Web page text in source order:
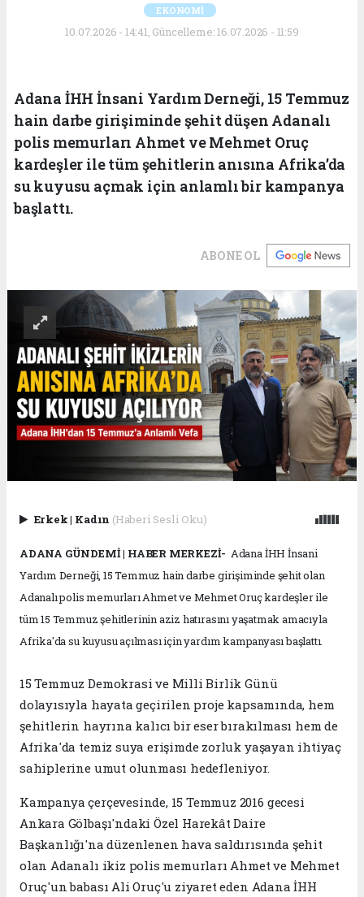
EKONOMİ
10.07.2026 - 14:41, Güncelleme: 16.07.2026 - 11:59
Adana İHH İnsani Yardım Derneği, 15 Temmuz
hain darbe girişiminde şehit düşen Adanalı
polis memurları Ahmet ve Mehmet Oruç
kardeşler ile tüm şehitlerin anısına Afrika’da
su kuyusu açmak için anlamlı bir kampanya
başlattı.
ABONE OL
Erkek| Kadın (Haberi Sesli Oku)
ADANA GÜNDEMİ | HABER MERKEZİ- Adana İHH İnsani
Yardım Derneği, 15 Temmuz hain darbe girişiminde şehit olan
Adanalı polis memurları Ahmet ve Mehmet Oruç kardeşler ile
tüm 15 Temmuz şehitlerinin aziz hatırasını yaşatmak amacıyla
Afrika'da su kuyusu açılması için yardım kampanyası başlattı.
15 Temmuz Demokrasi ve Milli Birlik Günü
dolayısıyla hayata geçirilen proje kapsamında, hem
şehitlerin hayrına kalıcı bir eser bırakılması hem de
Afrika'da temiz suya erişimde zorluk yaşayan ihtiyaç
sahiplerine umut olunması hedefleniyor.
Kampanya çerçevesinde, 15 Temmuz 2016 gecesi
Ankara Gölbaşı'ndaki Özel Harekât Daire
Başkanlığı'na düzenlenen hava saldırısında şehit
olan Adanalı ikiz polis memurları Ahmet ve Mehmet
Oruç'un babası Ali Oruç'u ziyaret eden Adana İHH